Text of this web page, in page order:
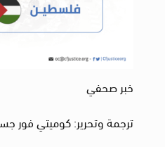
خبر صحفي
ترجمة وتحرير: كوميتي فور